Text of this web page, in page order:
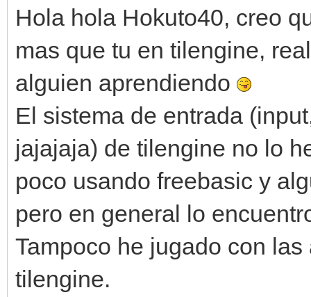
Hola hola Hokuto40, creo
mas que tu en tilengine,
alguien aprendiendo
El sistema de entrada
jajajaja) de tilengine no lo
poco usando freebasic y
pero en general lo
Tampoco he jugado con
tilengine.